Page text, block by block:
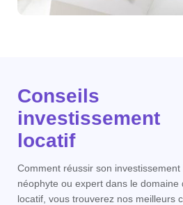
Conseils
investissement
locatif
Comment réussir son
néophyte ou expert dans le domaine
locatif, vous trouverez nos meilleurs